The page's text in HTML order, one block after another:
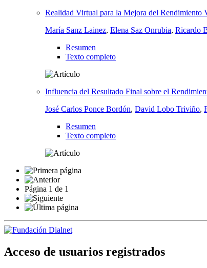
Realidad Virtual para la Mejora del Rendimiento
María Sanz Lainez, Elena Saz Onrubia, Ricardo
Resumen
Texto completo
Influencia del Resultado Final sobre el
José Carlos Ponce Bordón, David Lobo Triviño,
Resumen
Texto completo
Página 1 de 1
Acceso de usuarios registrados